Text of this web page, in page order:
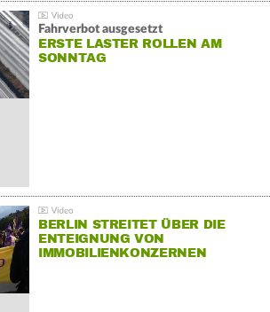
Fahrverbot ausgesetzt
ERSTE LASTER ROLLEN AM
SONNTAG
BERLIN STREITET ÜBER DIE
ENTEIGNUNG VON
IMMOBILIENKONZERNEN